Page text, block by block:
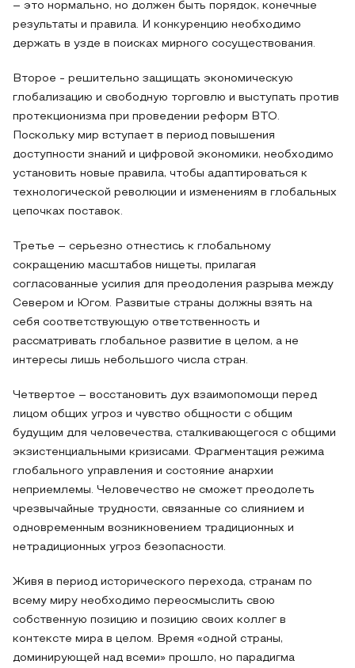
– это нормально, но должен быть порядок, конечные
результаты и правила. И конкуренцию необходимо
держать в узде в поисках мирного сосуществования.
Второе - решительно защищать экономическую
глобализацию и свободную торговлю и выступать против
протекционизма при проведении реформ ВТО.
Поскольку мир вступает в период повышения
доступности знаний и цифровой экономики, необходимо
установить новые правила, чтобы адаптироваться к
технологической революции и изменениям в глобальных
цепочках поставок.
Третье – серьезно отнестись к глобальному
сокращению масштабов нищеты, прилагая
согласованные усилия для преодоления разрыва между
Севером и Югом. Развитые страны должны взять на
себя соответствующую ответственность и
рассматривать глобальное развитие в целом, а не
интересы лишь небольшого числа стран.
Четвертое – восстановить дух взаимопомощи перед
лицом общих угроз и чувство общности с общим
будущим для человечества, сталкивающегося с общими
экзистенциальными кризисами. Фрагментация режима
глобального управления и состояние анархии
неприемлемы. Человечество не сможет преодолеть
чрезвычайные трудности, связанные со слиянием и
одновременным возникновением традиционных и
нетрадиционных угроз безопасности.
Живя в период исторического перехода, странам по
всему миру необходимо переосмыслить свою
собственную позицию и позицию своих коллег в
контексте мира в целом. Время «одной страны,
доминирующей над всеми» прошло, но парадигма